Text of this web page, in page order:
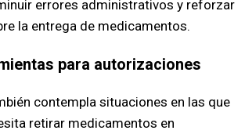
errores administrativos y reforzar
la entrega de medicamentos.
para autorizaciones
contempla situaciones en las que
retirar medicamentos en